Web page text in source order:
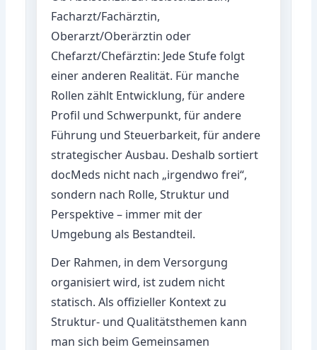
Facharzt/Fachärztin,
Oberarzt/Oberärztin oder
Chefarzt/Chefärztin: Jede Stufe folgt
einer anderen Realität. Für manche
Rollen zählt Entwicklung, für andere
Profil und Schwerpunkt, für andere
Führung und Steuerbarkeit, für andere
strategischer Ausbau. Deshalb sortiert
docMeds nicht nach „irgendwo frei“,
sondern nach Rolle, Struktur und
Perspektive – immer mit der
Umgebung als Bestandteil.
Der Rahmen, in dem Versorgung
organisiert wird, ist zudem nicht
statisch. Als offizieller Kontext zu
Struktur- und Qualitätsthemen kann
man sich beim Gemeinsamen